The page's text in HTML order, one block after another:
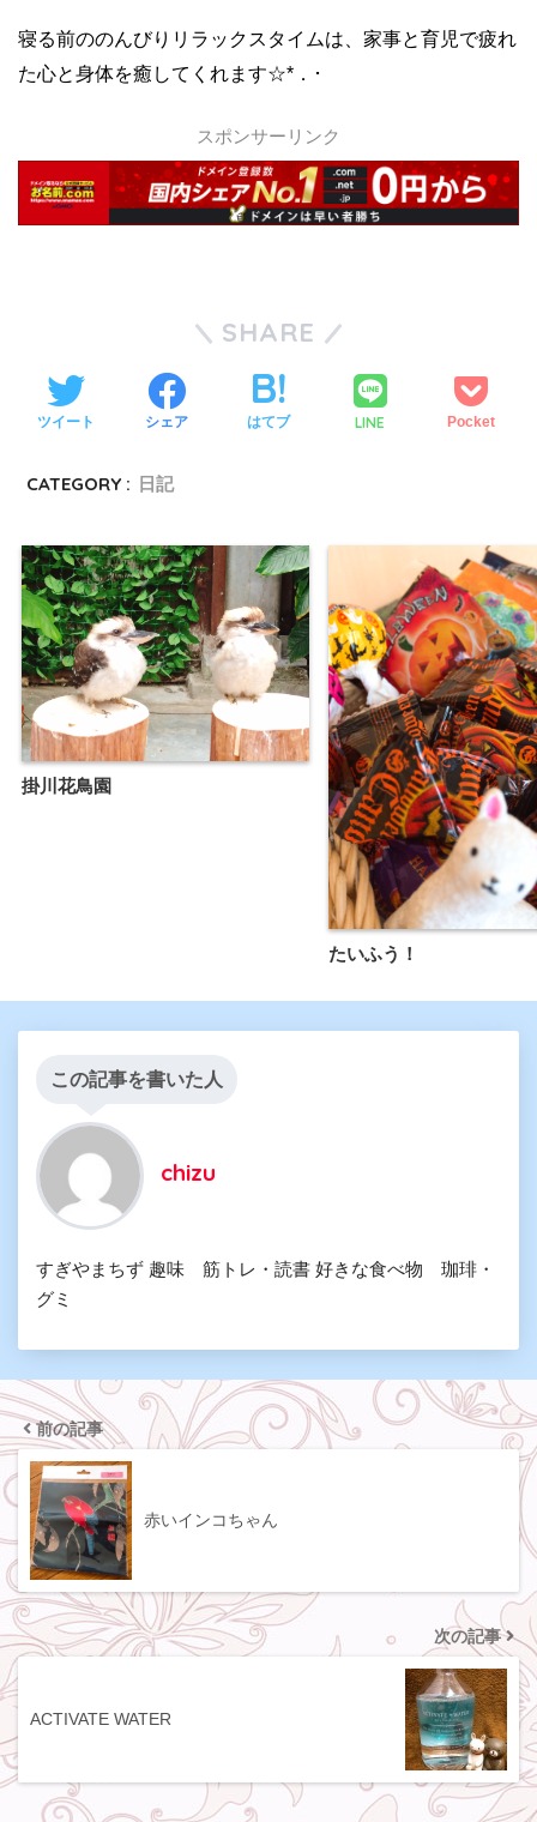
寝る前ののんびりリラックスタイムは、家事と育児で疲れ
た心と身体を癒してくれます☆*．･
スポンサーリンク
SHARE
ツイート シェア はてブ LINE Pocket
CATEGORY : 日記
掛川花鳥園
たいふう！
この記事を書いた人
chizu
すぎやまちず 趣味 筋トレ・読書 好きな食べ物 珈琲・
グミ
前の記事
赤いインコちゃん
次の記事
ACTIVATE WATER